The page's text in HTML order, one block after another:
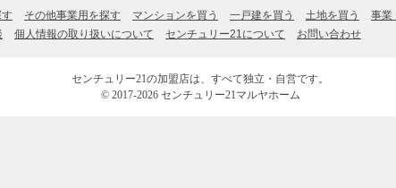
その他事業用を探す マンションを買う 一戸建を買う 土地を買う 事業
個人情報の取り扱いについて センチュリー21について お問い合わせ
センチュリー21の加盟店は、すべて独立・自営です。
© 2017-2026 センチュリー21マルヤホーム